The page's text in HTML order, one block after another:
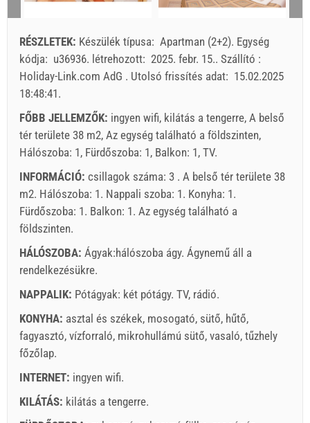
RÉSZLETEK: Készülék típusa: Apartman (2+2). Egység
kódja: u36936. létrehozott: 2025. febr. 15.. Szállító :
Holiday-Link.com AdG . Utolsó frissítés adat: 15.02.2025
18:48:41.
FŐBB JELLEMZŐK: ingyen wifi, kilátás a tengerre, A belső
tér területe 38 m2, Az egység található a földszinten,
Hálószoba: 1, Fürdőszoba: 1, Balkon: 1, TV.
INFORMÁCIÓ: csillagok száma: 3 . A belső tér területe 38
m2. Hálószoba: 1. Nappali szoba: 1. Konyha: 1.
Fürdőszoba: 1. Balkon: 1. Az egység található a
földszinten.
HÁLÓSZOBA: Ágyak:hálószoba ágy. Ágynemű áll a
rendelkezésükre.
NAPPALIK: Pótágyak: két pótágy. TV, rádió.
KONYHA: asztal és székek, mosogató, sütő, hűtő,
fagyasztó, vízforraló, mikrohullámú sütő, vasaló, tűzhely
főzőlap.
INTERNET: ingyen wifi.
KILÁTÁS: kilátás a tengerre.